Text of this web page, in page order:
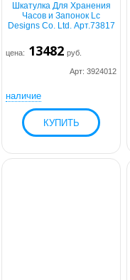
Шкатулка Для Хранения
Часов и Запонок Lc
Designs Co. Ltd. Арт.73817
цена: 13482 руб.
Арт: 3924012
наличие